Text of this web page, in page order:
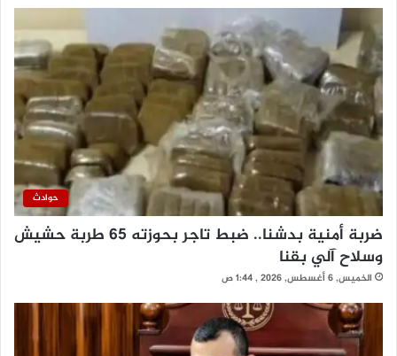
حوادث
ضربة أمنية بدشنا.. ضبط تاجر بحوزته 65 طربة حشيش
وسلاح آلي بقنا
الخميس, 6 أغسطس, 2026 , 1:44 ص